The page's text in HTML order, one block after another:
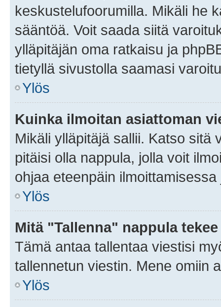
keskustelufoorumilla. Mikäli he
sääntöä. Voit saada siitä
ylläpitäjän oma ratkaisu ja
tietyllä sivustolla saamasi
Ylös
Kuinka ilmoitan asiattoman
Mikäli ylläpitäjä sallii. Katso sitä
pitäisi olla nappula, jolla voit
ohjaa eteenpäin
Ylös
Mitä "Tallenna" nappula
Tämä antaa tallentaa viestisi
tallennetun viestin. Mene omiin
Ylös